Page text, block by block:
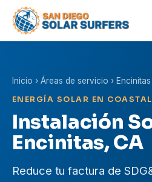
Inicio › Áreas de servicio › Encinitas
ENERGÍA SOLAR EN
Instalación
Encinitas, CA
Reduce tu factura de